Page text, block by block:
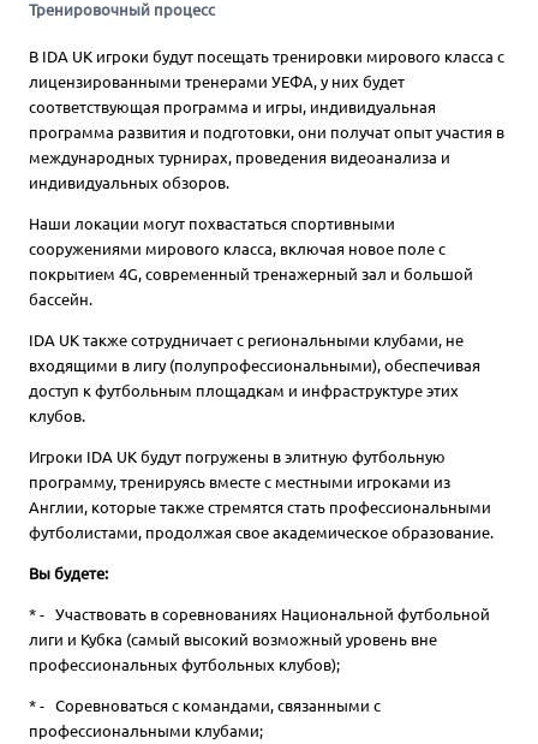
Тренировочный процесс
В IDA UK игроки будут посещать тренировки мирового класса с
лицензированными тренерами УЕФА, у них будет
соответствующая программа и игры, индивидуальная
программа развития и подготовки, они получат опыт участия в
международных турнирах, проведения видеоанализа и
индивидуальных обзоров.
​Наши локации могут похвастаться спортивными
сооружениями мирового класса, включая новое поле с
покрытием 4G, современный тренажерный зал и большой
бассейн.
IDA UK также сотрудничает с региональными клубами, не
входящими в лигу (полупрофессиональными), обеспечивая
доступ к футбольным площадкам и инфраструктуре этих
клубов.
Игроки IDA UK будут погружены в элитную футбольную
программу, тренируясь вместе с местными игроками из
Англии, которые также стремятся стать профессиональными
футболистами, продолжая свое академическое образование.
Вы будете:
* - Участвовать в соревнованиях Национальной футбольной
лиги и Кубка (самый высокий возможный уровень вне
профессиональных футбольных клубов);
* - Соревноваться с командами, связанными с
профессиональными клубами;